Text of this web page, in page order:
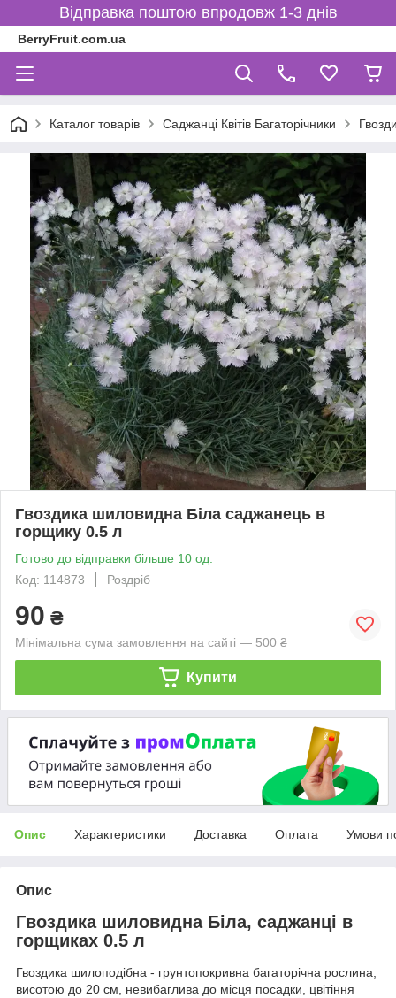
Відправка поштою впродовж 1-3 днів
BerryFruit.com.ua
Каталог товарів Саджанці Квітів Багаторічники
Гвоздика шиловидна Біла саджанець в
горщику 0.5 л
Готово до відправки більше 10 од.
Код: 114873
Роздріб
90 ₴
Мінімальна сума замовлення на сайті — 500 ₴
Купити
Опис Характеристики Доставка Оплата Умови
Опис
Гвоздика шиловидна Біла, саджанці в
горщиках 0.5 л
Гвоздика шилоподібна - грунтопокривна багаторічна рослина,
висотою до 20 см, невибаглива до місця посадки, цвітіння